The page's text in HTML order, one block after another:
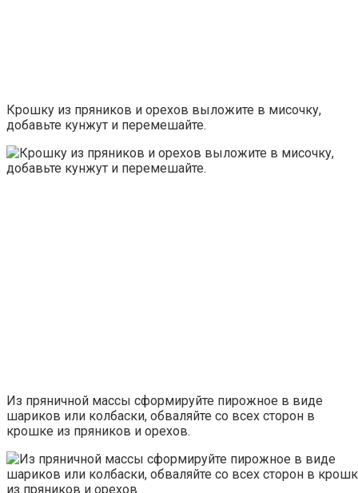
Крошку из пряников и орехов выложите в мисочку,
добавьте кунжут и перемешайте.
Из пряничной массы сформируйте пирожное в виде
шариков или колбаски, обваляйте со всех сторон в
крошке из пряников и орехов.